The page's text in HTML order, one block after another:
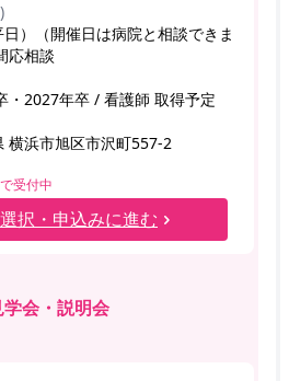
）（開催日は病院と相談できま
応相談
・2027年卒 / 看護師 取得予定
横浜市旭区市沢町557-2
受付中
択・申込みに進む
学会・説明会